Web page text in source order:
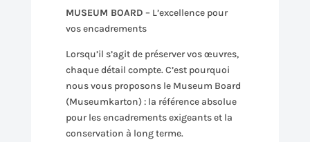
MUSEUM BOARD – L’excellence pour
vos encadrements
Lorsqu’il s’agit de préserver vos œuvres,
chaque détail compte. C’est pourquoi
nous vous proposons le Museum Board
(Museumkarton) : la référence absolue
pour les encadrements exigeants et la
conservation à long terme.